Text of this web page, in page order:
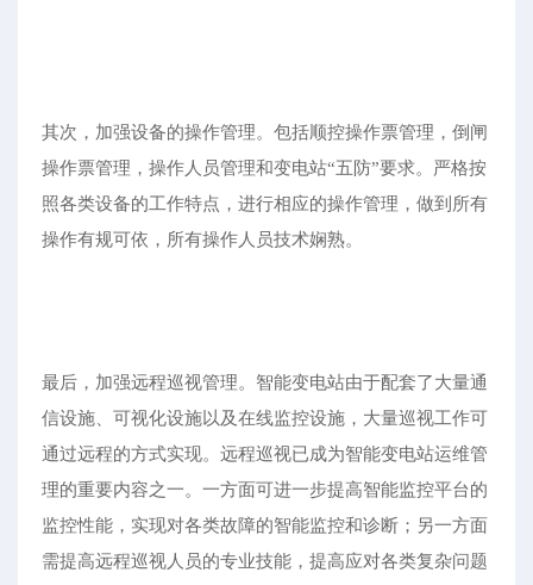
其次，加强设备的操作管理。包括顺控操作票管理，倒闸
操作票管理，操作人员管理和变电站“五防”要求。严格按
照各类设备的工作特点，进行相应的操作管理，做到所有
操作有规可依，所有操作人员技术娴熟。
最后，加强远程巡视管理。智能变电站由于配套了大量通
信设施、可视化设施以及在线监控设施，大量巡视工作可
通过远程的方式实现。远程巡视已成为智能变电站运维管
理的重要内容之一。一方面可进一步提高智能监控平台的
监控性能，实现对各类故障的智能监控和诊断；另一方面
需提高远程巡视人员的专业技能，提高应对各类复杂问题